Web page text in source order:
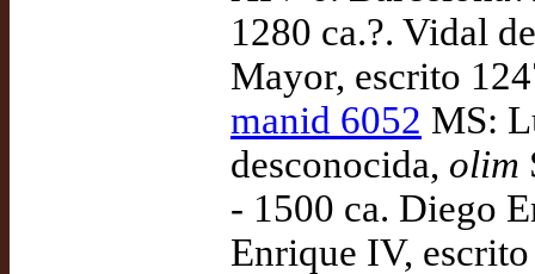
1280 ca.?. Vidal
Mayor, escrito
manid 6052 MS:
desconocida, olim
- 1500 ca. Diego
Enrique IV,